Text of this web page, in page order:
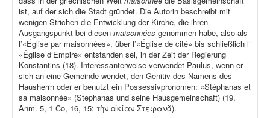
ist, auf der sich die Stadt gründet. Die Autorin beschreibt mit
wenigen Strichen die Entwicklung der Kirche, die ihren
Ausgangspunkt bei diesen maisonnées genommen habe, also als
l’«Église par maisonnées», über l’«Église de cité» bis schließlich l‘
«Église d‘Empire» entstanden sei, in der Zeit der Regierung
Konstantins (18). Interessanterweise verwendet Paulus, wenn er
sich an eine Gemeinde wendet, den Genitiv des Namens des
Hausherrn oder er benutzt ein Possessivpronomen: «Stéphanas et
sa maisonnée» (Stephanas und seine Hausgemeinschaft) (19,
Anm. 5, 1 Co, 16, 15: τὴν οἰκίαν Στεφανᾶ).